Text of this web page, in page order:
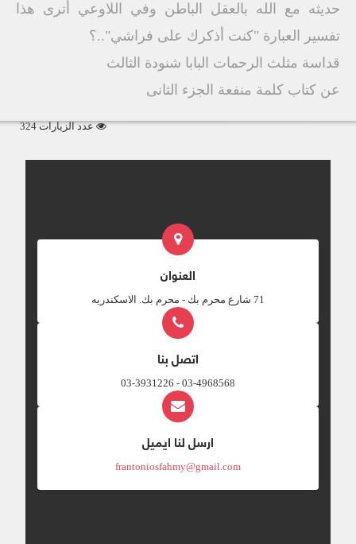
حديثه مع الله بالعقل الباطن وفي اللاوعي أترى هذا
تفسير العبارة "كنت أذكرك على فراشي"..؟
قداسة مثلث الرحمات البابا شنودة الثالث
عن كتاب كلمة منفعة الجزء الثانى
عدد الزيارات 324
العنوان
‎71 شارع محرم بك - محرم بك. الاسكندريه
اتصل بنا
03-4968568 - 03-3931226
ارسل لنا ايميل
frantoniosfahmy@gmail.com